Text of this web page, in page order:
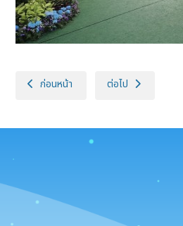
เนื้อหาก่อนหน้า: สมเด็จพระกนิษฐาธิราช
ก่อนหน้า เนื้อหาถัดไป: พระบ
ต่อไป